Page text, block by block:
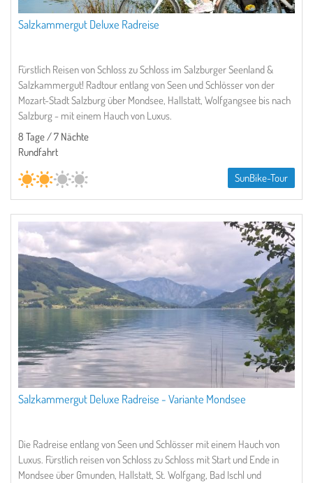
Salzkammergut Deluxe Radreise
Fürstlich Reisen von Schloss zu Schloss im Salzburger Seenland &
Salzkammergut! Radtour entlang von Seen und Schlösser von der
Mozart-Stadt Salzburg über Mondsee, Hallstatt, Wolfgangsee bis nach
Salzburg - mit einem Hauch von Luxus.
8 Tage / 7 Nächte
Rundfahrt
SunBike-Tour
Salzkammergut Deluxe Radreise - Variante Mondsee
Die Radreise entlang von Seen und Schlösser mit einem Hauch von
Luxus. Fürstlich reisen von Schloss zu Schloss mit Start und Ende in
Mondsee über Gmunden, Hallstatt, St. Wolfgang, Bad Ischl und